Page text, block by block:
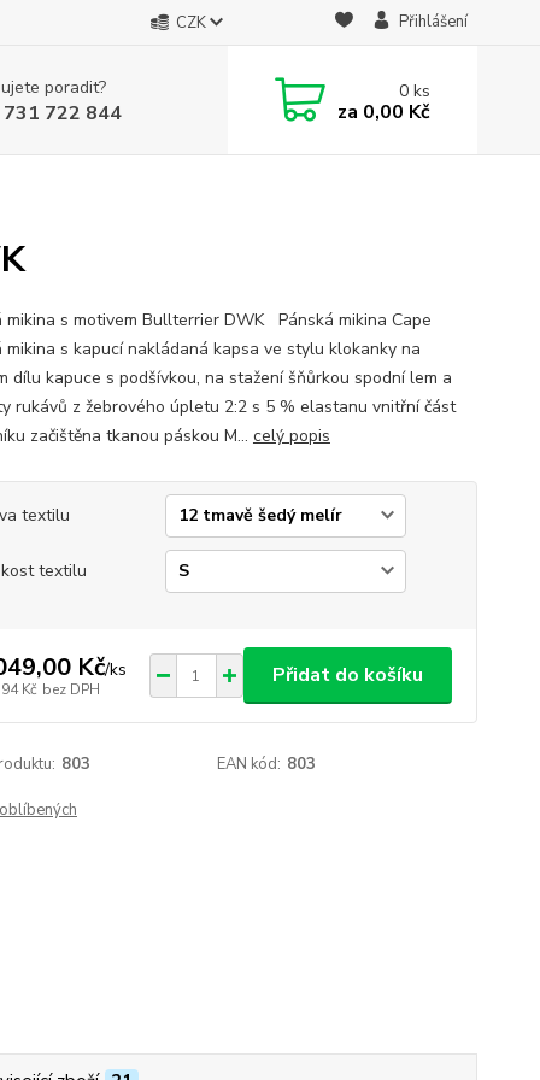
CZK Přihlášení
poradit?
722 844
0ks
za 0,00 Kč
mikina s motivem Bullterrier DWK Pánská mikina Cape
mikina s kapucí nakládaná kapsa ve stylu klokanky na
dílu kapuce s podšívkou, na stažení šňůrkou spodní lem a
rukávů z žebrového úpletu 2:2 s 5 % elastanu vnitřní část
začištěna tkanou páskou M... celý popis
textilu
textilu
Kč/ks
Kč bez DPH
Přidat do košíku
803 EAN kód: 803